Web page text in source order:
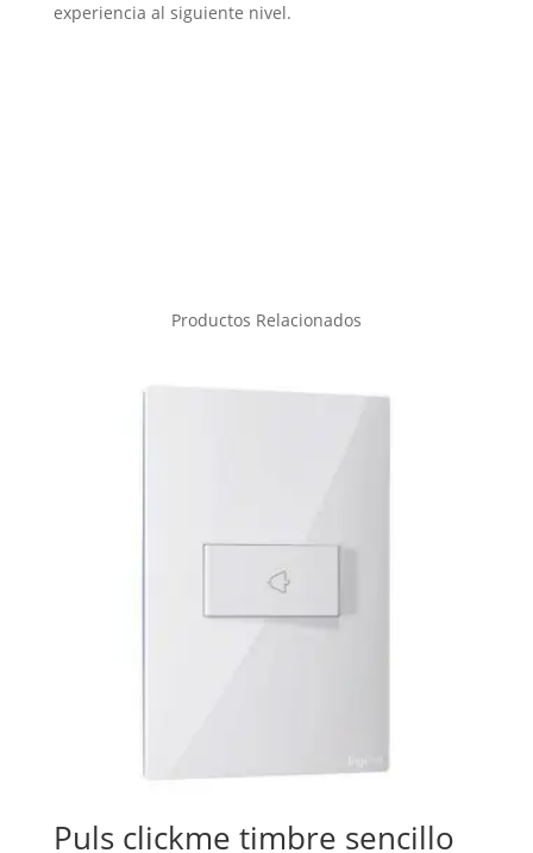
experiencia al siguiente nivel.
Productos Relacionados
Puls clickme timbre sencillo